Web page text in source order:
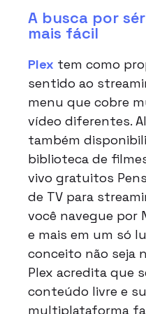
A busca por
mais fácil
Plex tem como
sentido ao
menu que cobre
vídeo diferentes.
também
biblioteca de
vivo gratuitos
de TV para
você navegue por
e mais em um só
conceito não seja
Plex acredita que
conteúdo livre e
multiplataforma